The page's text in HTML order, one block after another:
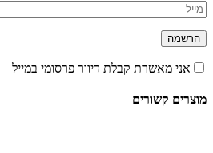
אני מאשרת קבלת דיוור פרסומי במייל
מוצרים קשורים